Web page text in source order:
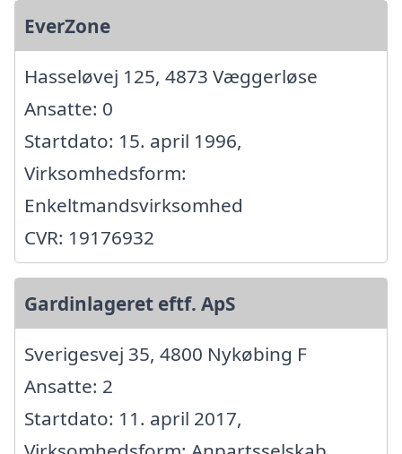
EverZone
Hasseløvej 125, 4873 Væggerløse
Ansatte: 0
Startdato: 15. april 1996,
Virksomhedsform:
Enkeltmandsvirksomhed
CVR: 19176932
Gardinlageret eftf. ApS
Sverigesvej 35, 4800 Nykøbing F
Ansatte: 2
Startdato: 11. april 2017,